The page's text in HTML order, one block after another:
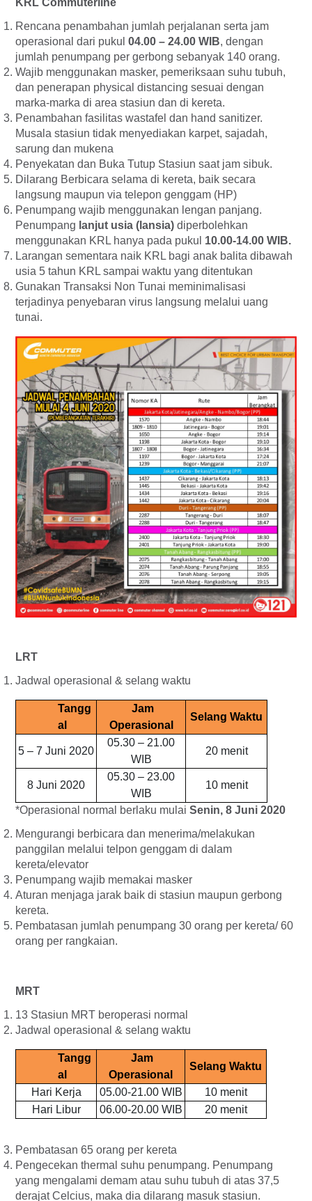
KRL Commuterline
Rencana penambahan jumlah perjalanan serta jam
operasional dari pukul 04.00 – 24.00 WIB, dengan
jumlah penumpang per gerbong sebanyak 140 orang.
Wajib menggunakan masker, pemeriksaan suhu tubuh,
dan penerapan physical distancing sesuai dengan
marka-marka di area stasiun dan di kereta.
Penambahan fasilitas wastafel dan hand sanitizer.
Musala stasiun tidak menyediakan karpet, sajadah,
sarung dan mukena
Penyekatan dan Buka Tutup Stasiun saat jam sibuk.
Dilarang Berbicara selama di kereta, baik secara
langsung maupun via telepon genggam (HP)
Penumpang wajib menggunakan lengan panjang.
Penumpang lanjut usia (lansia) diperbolehkan
menggunakan KRL hanya pada pukul 10.00-14.00 WIB.
Larangan sementara naik KRL bagi anak balita dibawah
usia 5 tahun KRL sampai waktu yang ditentukan
Gunakan Transaksi Non Tunai meminimalisasi
terjadinya penyebaran virus langsung melalui uang
tunai.
LRT
Jadwal operasional & selang waktu
Tangg
al
Jam
Operasional
Selang Waktu
5 – 7 Juni 2020
05.30 – 21.00
WIB
20 menit
8 Juni 2020
05.30 – 23.00
WIB
10 menit
*Operasional normal berlaku mulai Senin, 8 Juni 2020
Mengurangi berbicara dan menerima/melakukan
panggilan melalui telpon genggam di dalam
kereta/elevator
Penumpang wajib memakai masker
Aturan menjaga jarak baik di stasiun maupun gerbong
kereta.
Pembatasan jumlah penumpang 30 orang per kereta/ 60
orang per rangkaian.
MRT
13 Stasiun MRT beroperasi normal
Jadwal operasional & selang waktu
Tangg
al
Jam
Operasional
Selang Waktu
Hari Kerja 05.00-21.00 WIB
10 menit
Hari Libur
06.00-20.00 WIB 20 menit
Pembatasan 65 orang per kereta
Pengecekan thermal suhu penumpang. Penumpang
yang mengalami demam atau suhu tubuh di atas 37,5
derajat Celcius, maka dia dilarang masuk stasiun.